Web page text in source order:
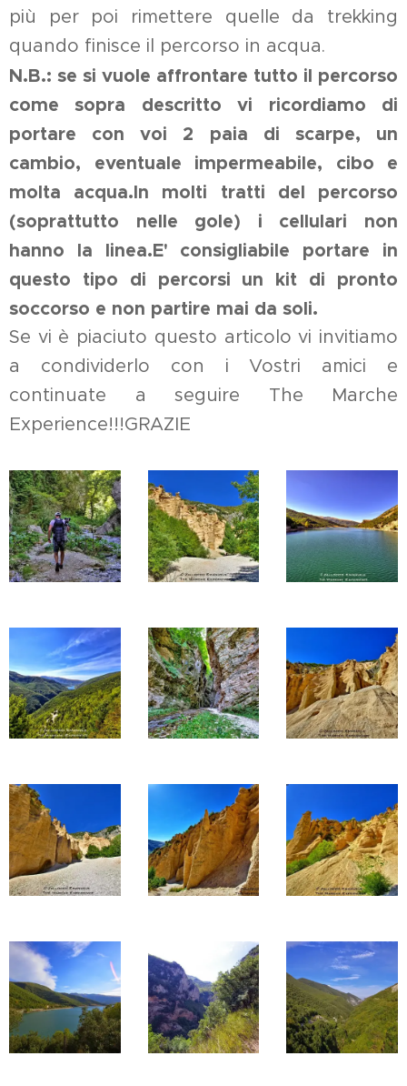
più per poi rimettere quelle da trekking
quando finisce il percorso in acqua.
N.B.: se si vuole affrontare tutto il percorso
come sopra descritto vi ricordiamo di
portare con voi 2 paia di scarpe, un
cambio, eventuale impermeabile, cibo e
molta acqua.In molti tratti del percorso
(soprattutto nelle gole) i cellulari non
hanno la linea.E' consigliabile portare in
questo tipo di percorsi un kit di pronto
soccorso e non partire mai da soli.
Se vi è piaciuto questo articolo vi invitiamo
a condividerlo con i Vostri amici e
continuate a seguire The Marche
Experience!!!GRAZIE